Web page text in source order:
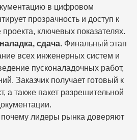
в цифровом
прозрачность и доступ к
ключевых показателях.
сдача.Финальный этап
всех инженерных систем и
пусконаладочных работ,
Заказчик получает готовый к
а также пакет разрешительной
почему лидеры рынка доверяют